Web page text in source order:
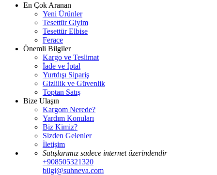
En Çok Aranan
Yeni Ürünler
Tesettür Giyim
Tesettür Elbise
Ferace
Önemli Bilgiler
Kargo ve Teslimat
İade ve İptal
Yurtdışı Sipariş
Gizlilik ve Güvenlik
Toptan Satış
Bize Ulaşın
Kargom Nerede?
Yardım Konuları
Biz Kimiz?
Sizden Gelenler
İletişim
Satışlarımız sadece internet üzerindendir
+908505321320
bilgi@suhneva.com